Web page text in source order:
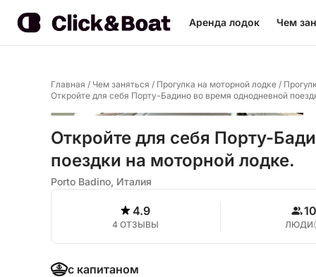
Аренда лодок Чем
Главная / Чем заняться / Прогулка на моторной лодке /
Откройте для себя Порту-Бадино во время однодневной
Откройте для себя Порту-
поездки на моторной лодке.
Porto Badino, Италия
4.9
4 ОТЗЫВЫ
10
ЛЮДИ
с капитаном